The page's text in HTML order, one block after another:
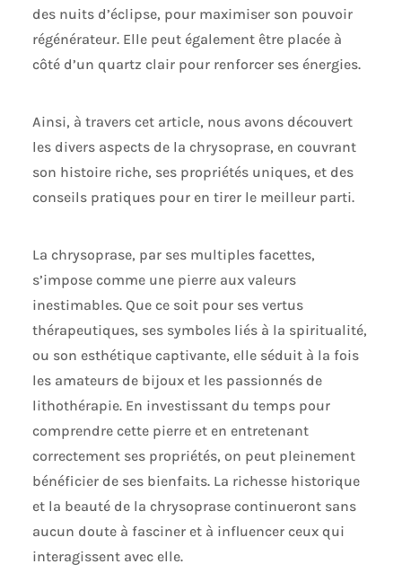
des nuits d’éclipse, pour maximiser son pouvoir
régénérateur. Elle peut également être placée à
côté d’un quartz clair pour renforcer ses énergies.
Ainsi, à travers cet article, nous avons découvert
les divers aspects de la chrysoprase, en couvrant
son histoire riche, ses propriétés uniques, et des
conseils pratiques pour en tirer le meilleur parti.
La chrysoprase, par ses multiples facettes,
s’impose comme une pierre aux valeurs
inestimables. Que ce soit pour ses vertus
thérapeutiques, ses symboles liés à la spiritualité,
ou son esthétique captivante, elle séduit à la fois
les amateurs de bijoux et les passionnés de
lithothérapie. En investissant du temps pour
comprendre cette pierre et en entretenant
correctement ses propriétés, on peut pleinement
bénéficier de ses bienfaits. La richesse historique
et la beauté de la chrysoprase continueront sans
aucun doute à fasciner et à influencer ceux qui
interagissent avec elle.